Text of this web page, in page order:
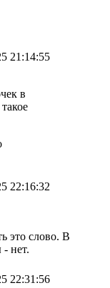
21:14:55
в
22:16:32
это слово. В
нет.
22:31:56